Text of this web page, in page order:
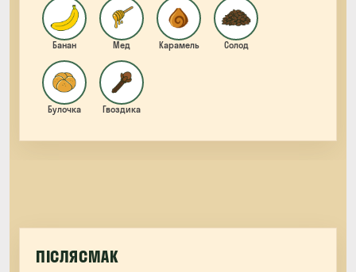
Банан Мед Карамель Солод
Булочка Гвоздика
ПІСЛЯСМАК